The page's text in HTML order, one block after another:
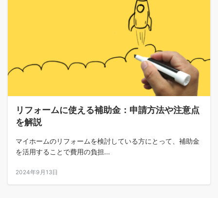
リフォームに使える補助金：申請方法や注意点
を解説
マイホームのリフォームを検討している方にとって、補助金
を活用することで費用の負担...
2024年9月13日